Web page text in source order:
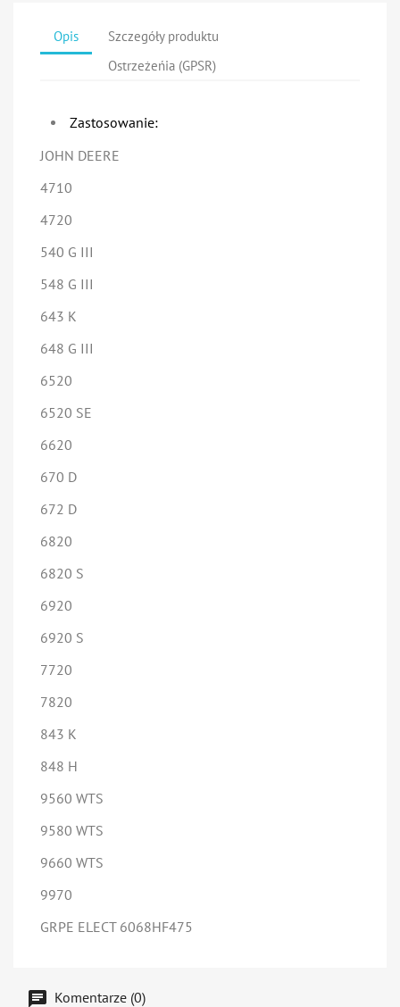
Opis
Szczegóły produktu
Ostrzeżeńia (GPSR)
Zastosowanie:
JOHN DEERE
4710
4720
540 G III
548 G III
643 K
648 G III
6520
6520 SE
6620
670 D
672 D
6820
6820 S
6920
6920 S
7720
7820
843 K
848 H
9560 WTS
9580 WTS
9660 WTS
9970
GRPE ELECT 6068HF475
Komentarze (0)